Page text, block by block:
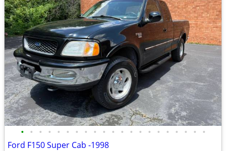
• • • • • • • • • • • • • • • • • • • • •
Ford F150 Super Cab -1998